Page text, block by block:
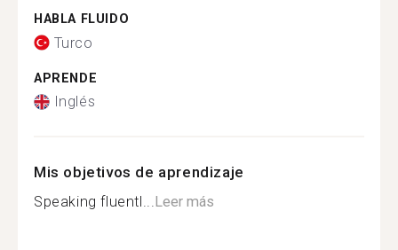
HABLA FLUIDO
Turco
APRENDE
Inglés
Mis objetivos de aprendizaje
Speaking fluentl...Leer más